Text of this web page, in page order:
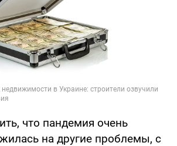
что пандемия очень
на другие проблемы, с